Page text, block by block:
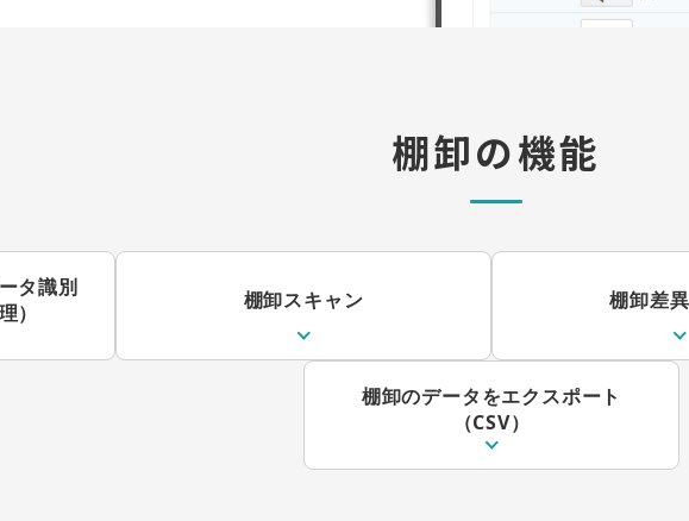
棚卸の機能
タ識別
）
棚卸スキャン 棚卸差
棚卸のデータをエクスポート
（CSV）